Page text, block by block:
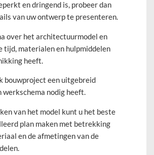
en dringend is, probeer dan
van uw ontwerp te presenteren.
over het architectuurmodel en
tijd, materialen en hulpmiddelen
heeft.
bouwproject een uitgebreid
werkschema nodig heeft.
van het model kunt u het beste
plan maken met betrekking
en de afmetingen van de